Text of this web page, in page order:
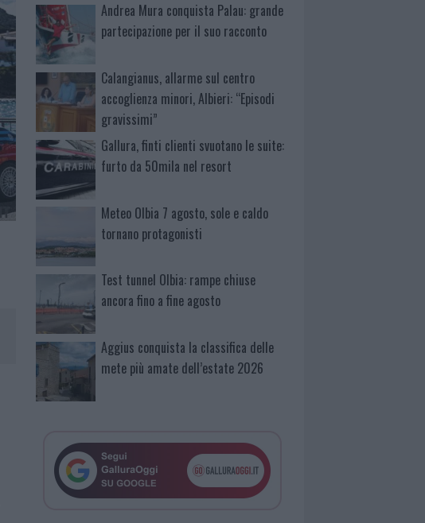
Andrea Mura conquista Palau: grande
partecipazione per il suo racconto
Calangianus, allarme sul centro
accoglienza minori, Albieri: “Episodi
gravissimi”
Gallura, finti clienti svuotano le suite:
furto da 50mila nel resort
Meteo Olbia 7 agosto, sole e caldo
tornano protagonisti
Test tunnel Olbia: rampe chiuse
ancora fino a fine agosto
Aggius conquista la classifica delle
mete più amate dell’estate 2026